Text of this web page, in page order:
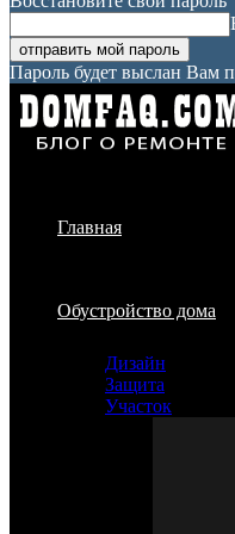
Пароль будет выслан Вам
Главная
Обустройство дома
Дизайн
Защита
Участок